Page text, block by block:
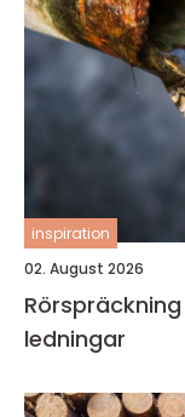
inspiration
02. August 2026
Rörspräckning schaktfri förnyelse av gamla
ledningar